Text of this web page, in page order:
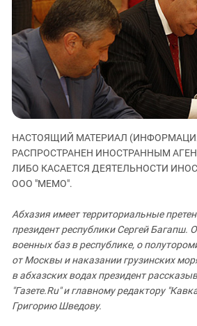
ЗАСТАВЛЯЕТ
КАВКАЗ ЗА
Дагестан
Ингушетия
Кабардино-Балкария
Калмыкия
Карачаево-Черкесия
Краснодарский край
Нагорный Карабах
Российская Федерация
Ростовская область
СКФО
Ставропольский край
Чечня
Южная Осетия
Южный Кавказ
НАСТОЯЩИЙ МАТЕРИАЛ
РАСПРОСТРАНЕН ИНОСТРАННЫМ
ЛИБО КАСАЕТСЯ ДЕЯТЕЛЬНОСТИ
ООО "МЕМО".
Абхазия имеет территориальные
президент республики Сергей Багапш.
военных баз в республике, о
от Москвы и наказании грузинских
в абхазских водах президент
"Газете.Ru" и главному редактору
Григорию Шведову.